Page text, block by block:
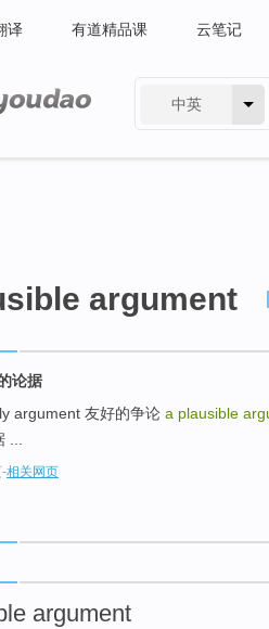
译 有道精品课 云笔记
中英
argument
论据
argument 友好的争论 a plausible
-相关网页
argument